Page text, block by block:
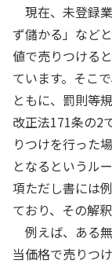
現在、未登録
ず儲かる」など
値で売りつける
ています。そこ
ともに、罰則等
改正法171条の2
りつけを行った
となるというル
項ただし書には
ており、その解
例えば、ある
当価格で売りつ